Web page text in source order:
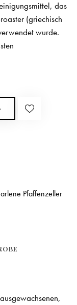
das
(griechisch
wurde.
Pfaffenzeller